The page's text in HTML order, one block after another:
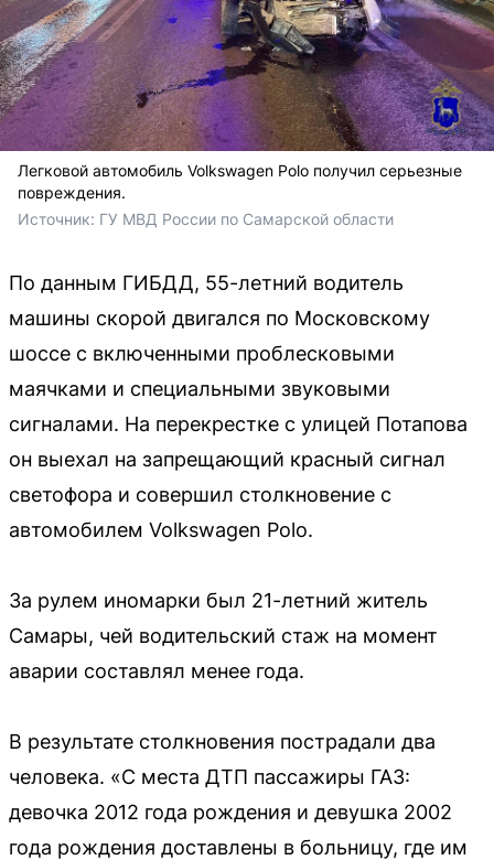
Легковой автомобиль Volkswagen Polo получил серьезные
повреждения.
Источник: ГУ МВД России по Самарской области
По данным ГИБДД, 55-летний водитель
машины скорой двигался по Московскому
шоссе с включенными проблесковыми
маячками и специальными звуковыми
сигналами. На перекрестке с улицей Потапова
он выехал на запрещающий красный сигнал
светофора и совершил столкновение с
автомобилем Volkswagen Polo.
За рулем иномарки был 21-летний житель
Самары, чей водительский стаж на момент
аварии составлял менее года.
В результате столкновения пострадали два
человека. «С места ДТП пассажиры ГАЗ:
девочка 2012 года рождения и девушка 2002
года рождения доставлены в больницу, где им